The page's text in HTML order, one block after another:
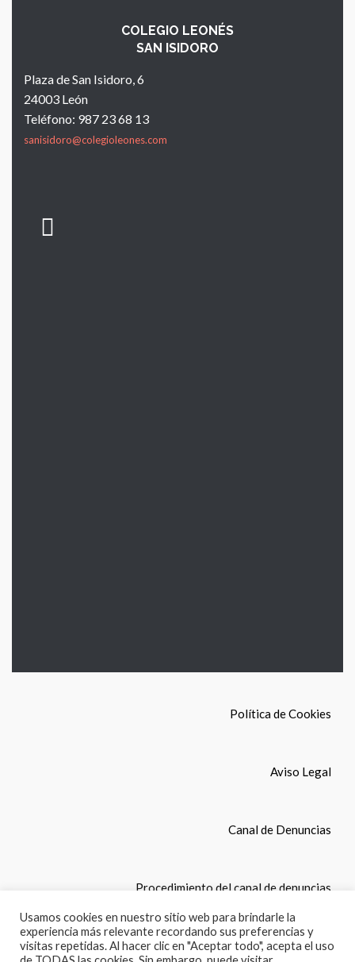
COLEGIO LEONÉS
SAN ISIDORO
Plaza de San Isidoro, 6
24003 León
Teléfono: 987 23 68 13
sanisidoro@colegioleones.com
Política de Cookies
Aviso Legal
Canal de Denuncias
Procedimiento del canal de denuncias
© Copyright 2022. COLEGIO LEONES, S.L. Todos los
derechos reservados.
Usamos cookies en nuestro sitio web para brindarle la
experiencia más relevante recordando sus preferencias y
visitas repetidas. Al hacer clic en "Aceptar todo", acepta el uso